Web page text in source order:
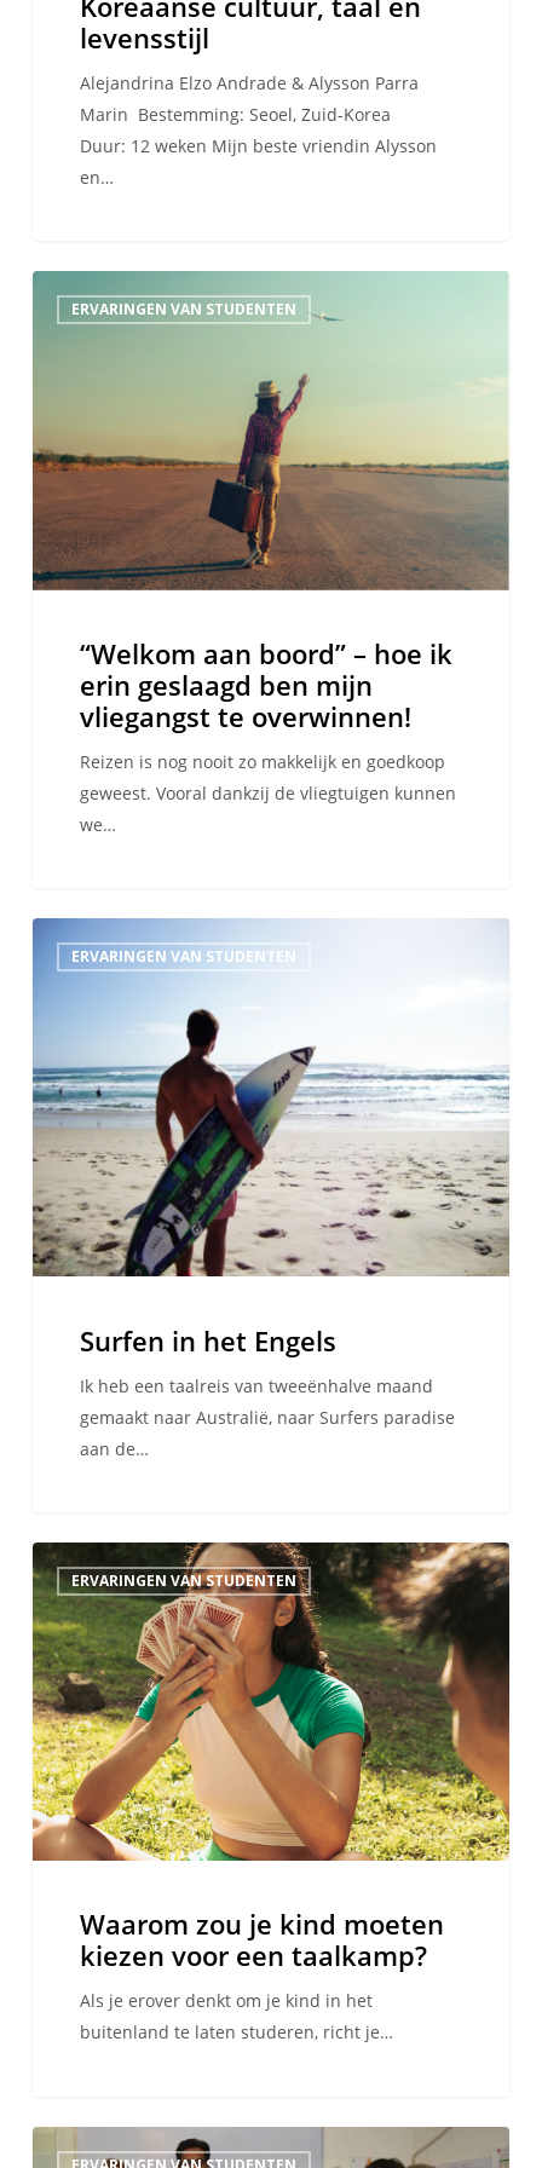
levensstijl
Alejandrina Elzo Andrade & Alysson Parra
Marin Bestemming: Seoel, Zuid-Korea
Duur: 12 weken Mijn beste vriendin Alysson
en…
aan
ik
erin
geslaagd
ben
mijn
overwinnen!
ERVARINGEN VAN STUDENTEN
“Welkom aan boord” – hoe ik
erin geslaagd ben mijn
vliegangst te overwinnen!
Reizen is nog nooit zo makkelijk en goedkoop
geweest. Vooral dankzij de vliegtuigen kunnen
we…
ERVARINGEN VAN STUDENTEN
Surfen in het Engels
Ik heb een taalreis van tweeënhalve maand
gemaakt naar Australië, naar Surfers paradise
aan de…
Waarom
zou
je
kind
moeten
kiezen
voor
een
taalkamp?
ERVARINGEN VAN STUDENTEN
Waarom zou je kind moeten
kiezen voor een taalkamp?
Als je erover denkt om je kind in het
buitenland te laten studeren, richt je…